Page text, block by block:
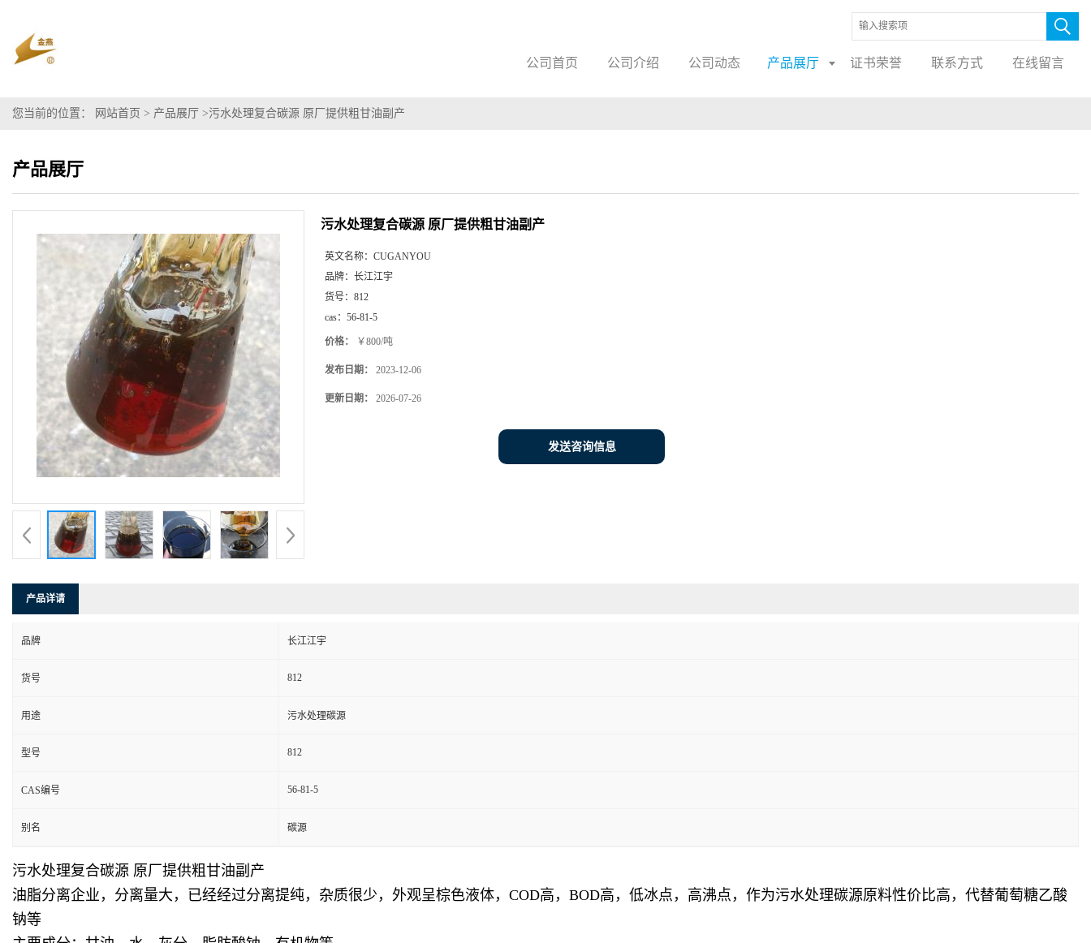
公司首页 公司介绍 公司动态 产品展厅 证书荣誉 联系方式 在线留言
您当前的位置： 网站首页 > 产品展厅 >污水处理复合碳源 原厂提供粗甘油副产
产品展厅
污水处理复合碳源 原厂提供粗甘油副产
英文名称： CUGANYOU
品牌： 长江江宇
货号： 812
cas： 56-81-5
价格： ￥800/吨
发布日期： 2023-12-06
更新日期： 2026-07-26
发送咨询信息
产品详请
品牌 长江江宇
货号 812
用途 污水处理碳源
型号 812
CAS编号 56-81-5
别名 碳源
污水处理复合碳源 原厂提供粗甘油副产
油脂分离企业，分离量大，已经经过分离提纯，杂质很少，外观呈棕色液体，COD高，BOD高，低冰点，高沸点，作为污水处理碳源原料性价比高，代替葡萄糖乙酸
钠等